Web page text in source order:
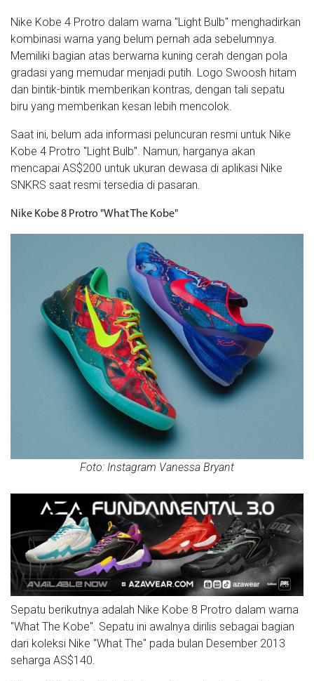
Nike Kobe 4 Protro dalam warna "Light Bulb" menghadirkan
kombinasi warna yang belum pernah ada sebelumnya.
Memiliki bagian atas berwarna kuning cerah dengan pola
gradasi yang memudar menjadi putih. Logo Swoosh hitam
dan bintik-bintik memberikan kontras, dengan tali sepatu
biru yang memberikan kesan lebih mencolok.
Saat ini, belum ada informasi peluncuran resmi untuk Nike
Kobe 4 Protro "Light Bulb". Namun, harganya akan
mencapai AS$200 untuk ukuran dewasa di aplikasi Nike
SNKRS saat resmi tersedia di pasaran.
Nike Kobe 8 Protro "What The Kobe"
Foto: Instagram Vanessa Bryant
Sepatu berikutnya adalah Nike Kobe 8 Protro dalam warna
"What The Kobe". Sepatu ini awalnya dirilis sebagai bagian
dari koleksi Nike "What The" pada bulan Desember 2013
seharga AS$140.